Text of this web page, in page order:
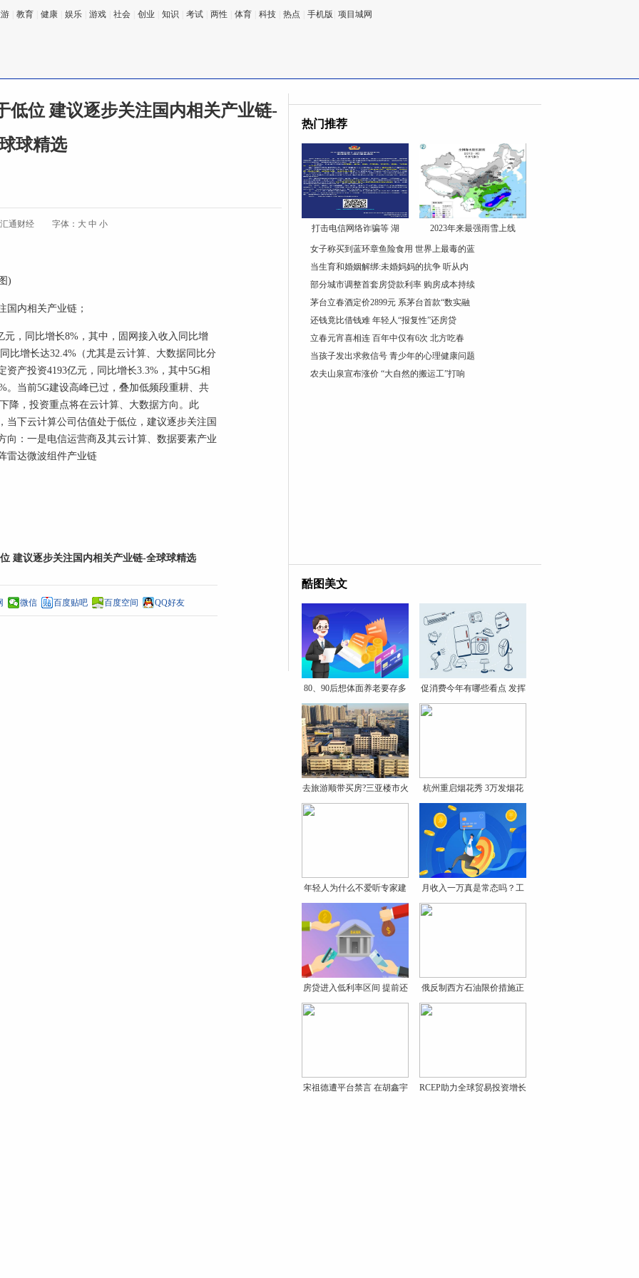
教育 健康 娱乐 游戏 社会 创业 知识 考试 两性 体育 科技 热点 手机版 项目城网
低位 建议逐步关注国内相关产业链-
球精选
通财经 字体： 大 中 小
)
国内相关产业链；
，同比增长8%，其中，固网接入收入同比增
比增长达32.4%（尤其是云计算、大数据同比分
资产投资4193亿元，同比增长3.3%，其中5G相
。当前5G建设高峰已过，叠加低频段重耕、共
降，投资重点将在云计算、大数据方向。此
下云计算公司估值处于低位，建议逐步关注国
向：一是电信运营商及其云计算、数据要素产业
雷达微波组件产业链
建议逐步关注国内相关产业链-全球球精选
微信 百度贴吧 百度空间 QQ好友
热门推荐
打击电信网络诈骗等 湖 2023年来最强雨雪上线
女子称买到蓝环章鱼险食用 世界上最毒的蓝
当生育和婚姻解绑:未婚妈妈的抗争 听从内
部分城市调整首套房贷款利率 购房成本持续
茅台立春酒定价2899元 系茅台首款“数实融
还钱竟比借钱难 年轻人“报复性”还房贷
立春元宵喜相连 百年中仅有6次 北方吃春
当孩子发出求救信号 青少年的心理健康问题
农夫山泉宣布涨价 “大自然的搬运工”打响
酷图美文
80、90后想体面养老要存多
少
促消费今年有哪些看点 发挥
去旅游顺带买房?三亚楼市火 杭州重启烟花秀 3万发烟花
年轻人为什么不爱听专家建
议
月收入一万真是常态吗？工
资
房贷进入低利率区间 提前还
俄反制西方石油限价措施正
式
宋祖德遭平台禁言 在胡鑫宇 RCEP助力全球贸易投资增长